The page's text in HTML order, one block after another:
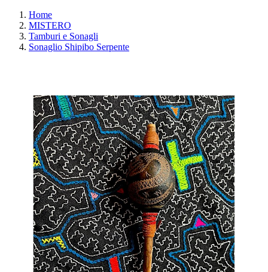
Home
MISTERO
Tamburi e Sonagli
Sonaglio Shipibo Serpente